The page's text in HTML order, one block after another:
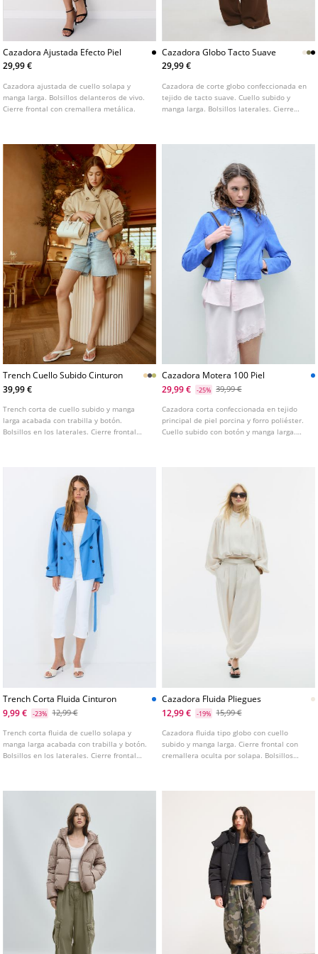
Cazadora Ajustada Efecto Piel
29,99 €
Cazadora ajustada de cuello solapa y
manga larga. Bolsillos delanteros de vivo.
Cierre frontal con cremallera metálica.
Cazadora Globo Tacto Suave
29,99 €
Cazadora de corte globo confeccionada en
tejido de tacto suave. Cuello subido y
manga larga. Bolsillos laterales. Cierre
acabado elástico. Disponible en varios
Trench Cuello Subido Cinturon
39,99 €
Trench corta de cuello subido y manga
larga acabada con trabilla y botón.
Bolsillos en los laterales. Cierre frontal
Cazadora Motera 100 Piel
29,99 €
-25% 39,99 €
Cazadora corta confeccionada en tejido
principal de piel porcina y forro poliéster.
Cuello subido con botón y manga larga.
Trench Corta Fluida Cinturon
9,99 €
-23% 12,99 €
Trench corta fluida de cuello solapa y
manga larga acabada con trabilla y botón.
Bolsillos en los laterales. Cierre frontal
Cazadora Fluida Pliegues
12,99 €
-19% 15,99 €
Cazadora fluida tipo globo con cuello
subido y manga larga. Cierre frontal con
cremallera oculta por solapa. Bolsillos